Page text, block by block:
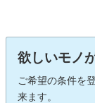
欲しいモノ
ご希望の条件を
来ます。